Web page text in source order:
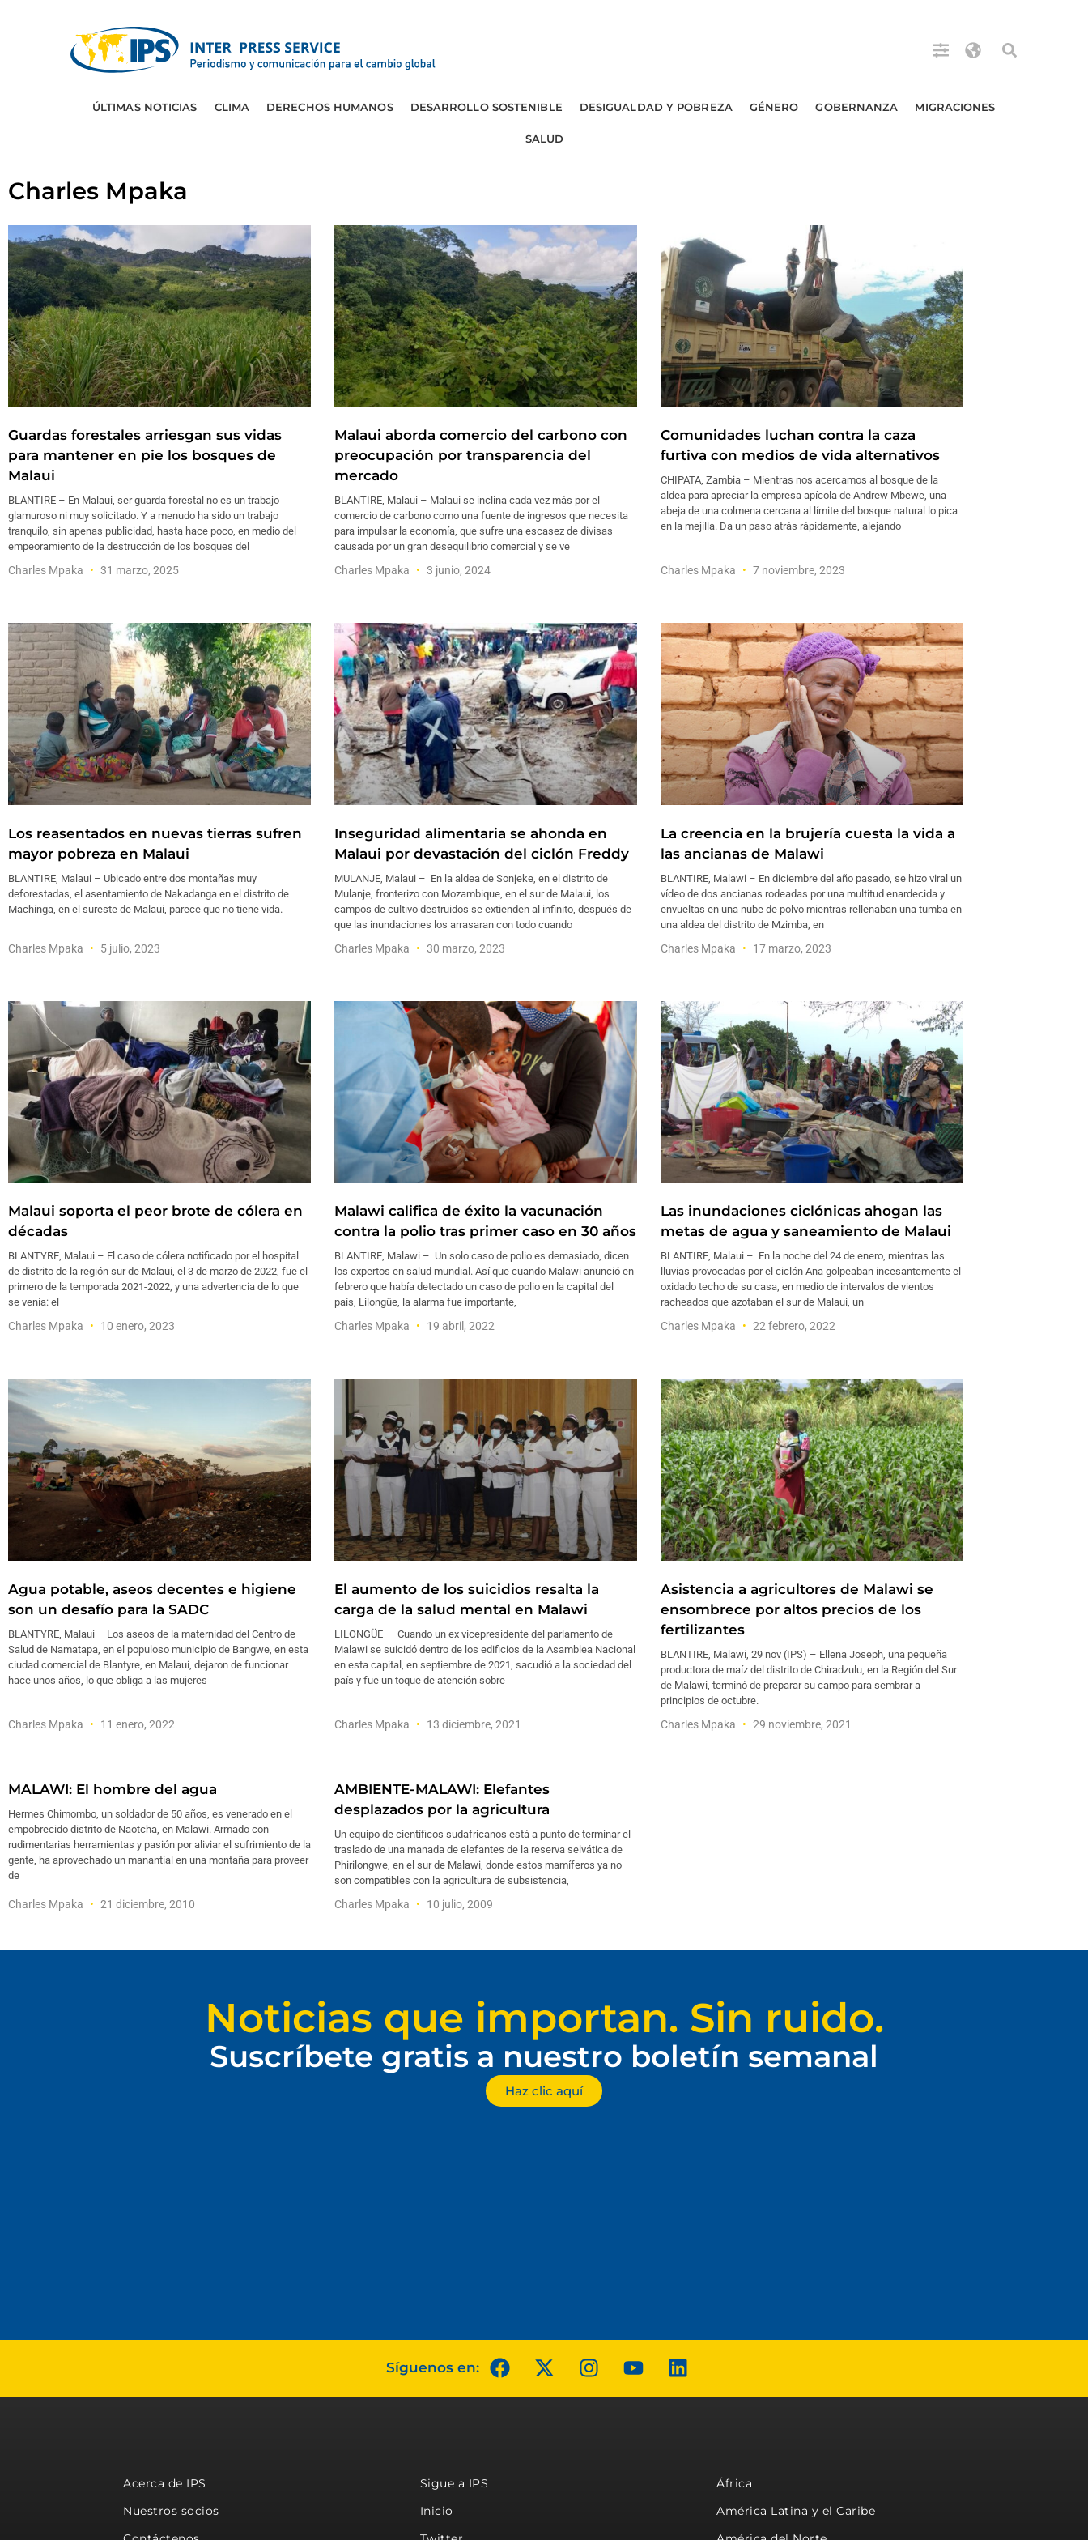
ÚLTIMAS NOTICIAS CLIMA DERECHOS HUMANOS DESARROLLO SOSTENIBLE DESIGUALDAD Y POBREZA GÉNERO GOBERNANZA MIGRACIONES
SALUD
Charles Mpaka
Guardas forestales arriesgan sus vidas
para mantener en pie los bosques de
Malaui
BLANTIRE – En Malaui, ser guarda forestal no es un trabajo
glamuroso ni muy solicitado. Y a menudo ha sido un trabajo
tranquilo, sin apenas publicidad, hasta hace poco, en medio del
empeoramiento de la destrucción de los bosques del
Charles Mpaka 31 marzo, 2025
Malaui aborda comercio del carbono con
preocupación por transparencia del
mercado
BLANTIRE, Malaui – Malaui se inclina cada vez más por el
comercio de carbono como una fuente de ingresos que necesita
para impulsar la economía, que sufre una escasez de divisas
causada por un gran desequilibrio comercial y se ve
Charles Mpaka 3 junio, 2024
Comunidades luchan contra la caza
furtiva con medios de vida alternativos
CHIPATA, Zambia – Mientras nos acercamos al bosque de la
aldea para apreciar la empresa apícola de Andrew Mbewe, una
abeja de una colmena cercana al límite del bosque natural lo pica
en la mejilla. Da un paso atrás rápidamente, alejando
Charles Mpaka 7 noviembre, 2023
Los reasentados en nuevas tierras sufren
mayor pobreza en Malaui
BLANTIRE, Malaui – Ubicado entre dos montañas muy
deforestadas, el asentamiento de Nakadanga en el distrito de
Machinga, en el sureste de Malaui, parece que no tiene vida.
Charles Mpaka 5 julio, 2023
Inseguridad alimentaria se ahonda en
Malaui por devastación del ciclón Freddy
MULANJE, Malaui – En la aldea de Sonjeke, en el distrito de
Mulanje, fronterizo con Mozambique, en el sur de Malaui, los
campos de cultivo destruidos se extienden al infinito, después de
que las inundaciones los arrasaran con todo cuando
Charles Mpaka 30 marzo, 2023
La creencia en la brujería cuesta la vida a
las ancianas de Malawi
BLANTIRE, Malawi – En diciembre del año pasado, se hizo viral un
vídeo de dos ancianas rodeadas por una multitud enardecida y
envueltas en una nube de polvo mientras rellenaban una tumba en
una aldea del distrito de Mzimba, en
Charles Mpaka 17 marzo, 2023
Malaui soporta el peor brote de cólera en
décadas
BLANTYRE, Malaui – El caso de cólera notificado por el hospital
de distrito de la región sur de Malaui, el 3 de marzo de 2022, fue el
primero de la temporada 2021-2022, y una advertencia de lo que
se venía: el
Charles Mpaka 10 enero, 2023
Malawi califica de éxito la vacunación
contra la polio tras primer caso en 30 años
BLANTIRE, Malawi – Un solo caso de polio es demasiado, dicen
los expertos en salud mundial. Así que cuando Malawi anunció en
febrero que había detectado un caso de polio en la capital del
país, Lilongüe, la alarma fue importante,
Charles Mpaka 19 abril, 2022
Las inundaciones ciclónicas ahogan las
metas de agua y saneamiento de Malaui
BLANTIRE, Malaui – En la noche del 24 de enero, mientras las
lluvias provocadas por el ciclón Ana golpeaban incesantemente el
oxidado techo de su casa, en medio de intervalos de vientos
racheados que azotaban el sur de Malaui, un
Charles Mpaka 22 febrero, 2022
Agua potable, aseos decentes e higiene
son un desafío para la SADC
BLANTYRE, Malaui – Los aseos de la maternidad del Centro de
Salud de Namatapa, en el populoso municipio de Bangwe, en esta
ciudad comercial de Blantyre, en Malaui, dejaron de funcionar
hace unos años, lo que obliga a las mujeres
Charles Mpaka 11 enero, 2022
El aumento de los suicidios resalta la
carga de la salud mental en Malawi
LILONGÜE – Cuando un ex vicepresidente del parlamento de
Malawi se suicidó dentro de los edificios de la Asamblea Nacional
en esta capital, en septiembre de 2021, sacudió a la sociedad del
país y fue un toque de atención sobre
Charles Mpaka 13 diciembre, 2021
Asistencia a agricultores de Malawi se
ensombrece por altos precios de los
fertilizantes
BLANTIRE, Malawi, 29 nov (IPS) – Ellena Joseph, una pequeña
productora de maíz del distrito de Chiradzulu, en la Región del Sur
de Malawi, terminó de preparar su campo para sembrar a
principios de octubre.
Charles Mpaka 29 noviembre, 2021
MALAWI: El hombre del agua
Hermes Chimombo, un soldador de 50 años, es venerado en el
empobrecido distrito de Naotcha, en Malawi. Armado con
rudimentarias herramientas y pasión por aliviar el sufrimiento de la
gente, ha aprovechado un manantial en una montaña para proveer
de
Charles Mpaka 21 diciembre, 2010
AMBIENTE-MALAWI: Elefantes
desplazados por la agricultura
Un equipo de científicos sudafricanos está a punto de terminar el
traslado de una manada de elefantes de la reserva selvática de
Phirilongwe, en el sur de Malawi, donde estos mamíferos ya no
son compatibles con la agricultura de subsistencia,
Charles Mpaka 10 julio, 2009
Noticias que importan. Sin ruido.
Suscríbete gratis a nuestro boletín semanal
Haz clic aquí
Síguenos en:
Acerca de IPS
Nuestros socios
Sigue a IPS
Inicio
África
América Latina y el Caribe